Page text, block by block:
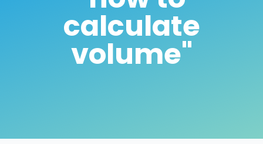
calculate
volume"